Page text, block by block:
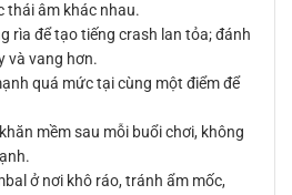
thái âm khác nhau.
rìa để tạo tiếng crash lan tỏa; đánh
và vang hơn.
quá mức tại cùng một điểm để
mềm sau mỗi buổi chơi, không
ở nơi khô ráo, tránh ẩm mốc,